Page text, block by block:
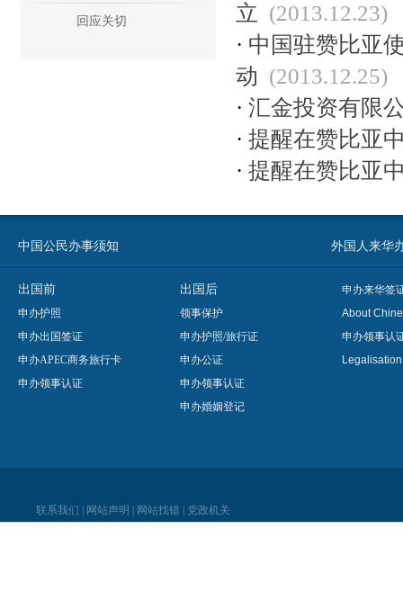
回应关切
立 (2013.12.23)
· 中国驻赞比亚
动 (2013.12.25)
· 汇金投资有限
· 提醒在赞比亚
· 提醒在赞比亚
中国公民办事须知 外国人来华
出国前
申办护照
申办出国签证
申办APEC商务旅行卡
申办领事认证
出国后
领事保护
申办护照/旅行证
申办公证
申办领事认证
申办婚姻登记
申办来华签
About
申办领事认
联系我们 网站声明 网站找错 党政机关